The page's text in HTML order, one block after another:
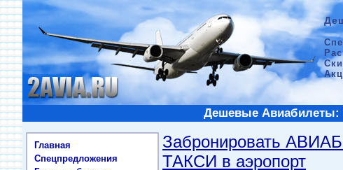
Дешевые Авиабилеты:
Главная
Спецпредложения
Забронировать
ТАКСИ в аэропорт